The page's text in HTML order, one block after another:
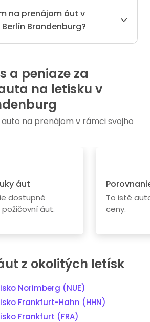
na prenájom áut v
Brandenburg?
a peniaze za
na letisku v
auto na prenájom v rámci svojho
áut
dostupné
požičovní áut.
To isté
ceny.
z okolitých letísk
Norimberg (NUE)
Frankfurt-Hahn (HHN)
Frankfurt (FRA)